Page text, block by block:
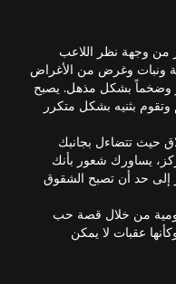
من وجهة نظر اللاعب
ونبات وغرض من الأغراض
وضخماً بشكل مذهل. يصبح
بثنيه بشكل متكرر
حيث تتضاءل بجانبك
يساورك شعور بأنك
إلى حد أن تصبح الشقوق
من خلال قصة حب
عقبات لا يمكن